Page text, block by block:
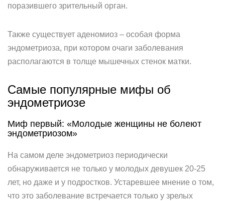
поразившего зрительный орган.
Также существует аденомиоз – особая форма
эндометриоза, при котором очаги заболевания
располагаются в толще мышечных стенок матки.
Самые популярные мифы об
эндометриозе
Миф первый: «Молодые женщины не болеют
эндометриозом»
На самом деле эндометриоз периодически
обнаруживается не только у молодых девушек 20-25
лет, но даже и у подростков. Устаревшее мнение о том,
что это заболевание встречается только у зрелых